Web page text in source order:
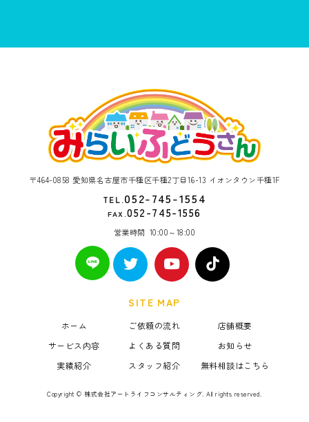
〒464-0858 愛知県名古屋市千種区千種2丁目16-13 イオンタウン千種1F
TEL.052-745-1554
FAX.052-745-1556
営業時間 10:00～18:00
SITE MAP
ホーム
サービス内容
実績紹介
ご依頼の流れ
よくある質問
スタッフ紹介
店舗概要
お知らせ
無料相談はこちら
Copyright © 株式会社アートライフコンサルティング. All rights reserved.